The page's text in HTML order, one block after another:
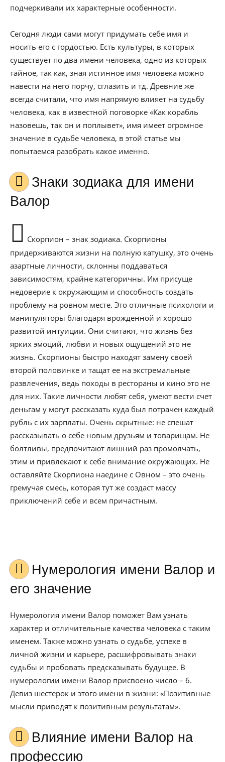
подчеркивали их характерные особенности.
Сегодня люди сами могут придумать себе имя и
носить его с гордостью. Есть культуры, в которых
существует по два имени человека, одно из которых
тайное, так как, зная истинное имя человека можно
навести на него порчу, сглазить и тд. Древние же
всегда считали, что имя напрямую влияет на судьбу
человека, как в известной поговорке «Как корабль
назовешь, так он и поплывет», имя имеет огромное
значение в судьбе человека, в этой статье мы
попытаемся разобрать какое именно.
Знаки зодиака для имени
Валор
Скорпион – знак зодиака. Скорпионы
придерживаются жизни на полную катушку, это очень
азартные личности, склонны поддаваться
зависимостям, крайне категоричны. Им присуще
недоверие к окружающим и способность создать
проблему на ровном месте. Это отличные психологи и
манипуляторы благодаря врожденной и хорошо
развитой интуиции. Они считают, что жизнь без
ярких эмоций, любви и новых ощущений это не
жизнь. Скорпионы быстро находят замену своей
второй половинке и тащат ее на экстремальные
развлечения, ведь походы в рестораны и кино это не
для них. Такие личности любят себя, умеют вести счет
деньгам у могут рассказать куда был потрачен каждый
рубль с их зарплаты. Очень скрытные: не спешат
рассказывать о себе новым друзьям и товарищам. Не
болтливы, предпочитают лишний раз промолчать,
этим и привлекают к себе внимание окружающих. Не
оставляйте Скорпиона наедине с Овном – это очень
гремучая смесь, которая тут же создаст массу
приключений себе и всем причастным.
Нумерология имени Валор и
его значение
Нумерология имени Валор поможет Вам узнать
характер и отличительные качества человека с таким
именем. Также можно узнать о судьбе, успехе в
личной жизни и карьере, расшифровывать знаки
судьбы и пробовать предсказывать будущее. В
нумерологии имени Валор присвоено число – 6.
Девиз шестерок и этого имени в жизни: «Позитивные
мысли приводят к позитивным результатам».
Влияние имени Валор на
профессию